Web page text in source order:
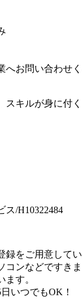
へお問い合わせ
スキルが身に付く
ス/H10322484
をご用意してい
コンなどですき
ます。
いつでもOK！